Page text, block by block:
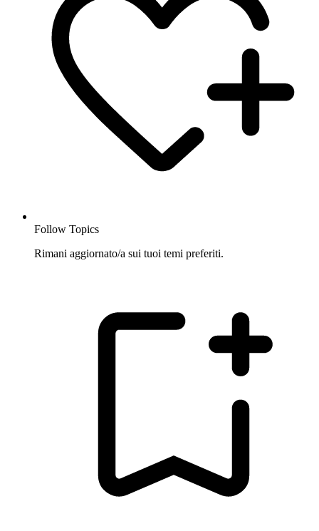
Follow Topics
Rimani aggiornato/a sui tuoi temi preferiti.